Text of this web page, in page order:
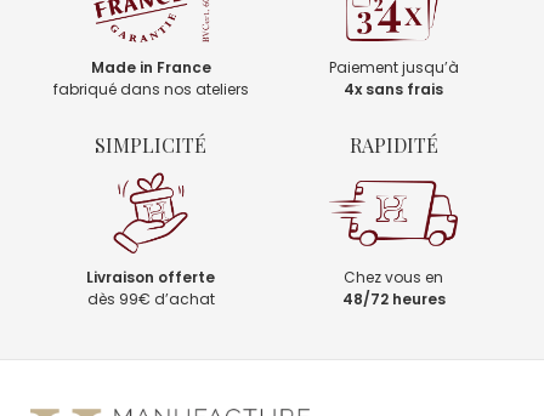
Made in France
fabriqué dans nos ateliers
Paiement jusqu’à
4x sans frais
SIMPLICITÉ
Livraison offerte
dès 99€ d’achat
RAPIDITÉ
Chez vous en
48/72 heures